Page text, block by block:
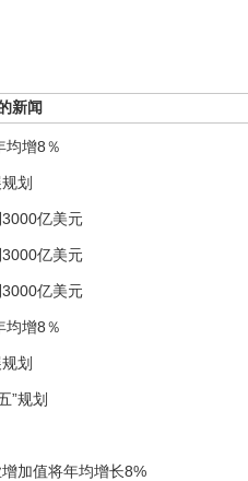
新闻
均增8％
划
3000亿美元
3000亿美元
3000亿美元
均增8％
划
”规划
加值将年均增长8%